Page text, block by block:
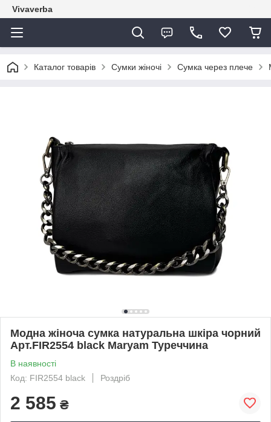
Vivaverba
Каталог товарів Сумки жіночі Сумка через плече
Модна жіноча сумка натуральна шкіра чорний
Арт.FIR2554 black Maryam Туреччина
В наявності
Код: FIR2554 black
Роздріб
2 585 ₴